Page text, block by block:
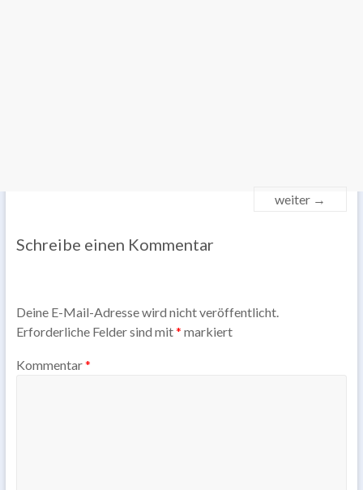
weiter →
Schreibe einen Kommentar
Deine E-Mail-Adresse wird nicht veröffentlicht.
Erforderliche Felder sind mit* markiert
Kommentar*